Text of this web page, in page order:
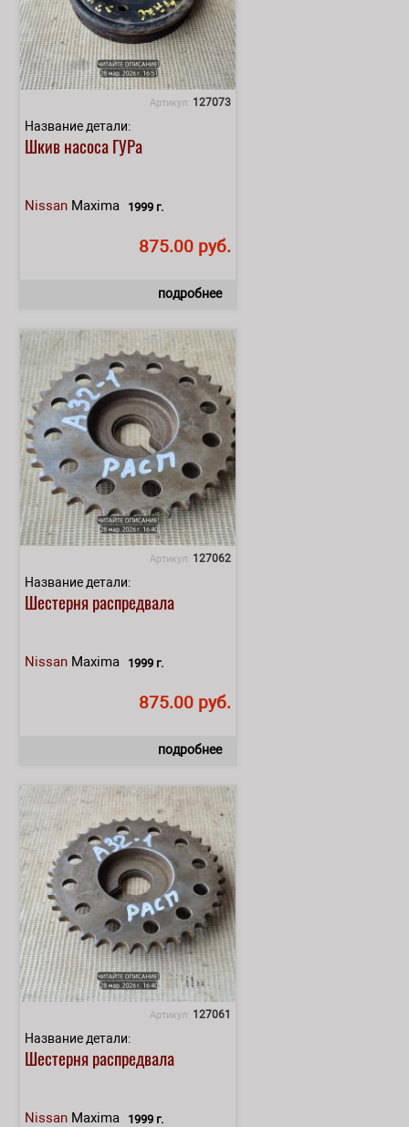
Артикул: 127073
Название детали:
Шкив насоса ГУРа
Nissan Maxima 1999 г.
875.00 руб.
подробнее
Артикул: 127062
Название детали:
Шестерня распредвала
Nissan Maxima 1999 г.
875.00 руб.
подробнее
Артикул: 127061
Название детали:
Шестерня распредвала
Nissan Maxima 1999 г.